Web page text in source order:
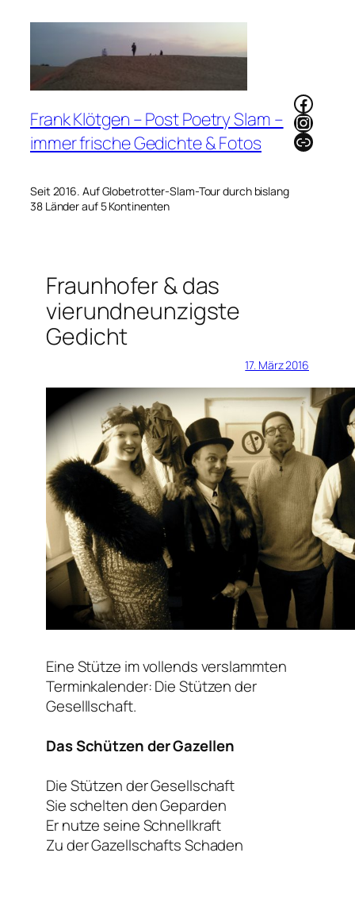
Frank Klötgen – Post Poetry Slam –
immer frische Gedichte & Fotos
Seit 2016. Auf Globetrotter-Slam-Tour durch bislang
38 Länder auf 5 Kontinenten
Link
Fraunhofer & das
vierundneunzigste
Gedicht
17. März 2016
Eine Stütze im vollends verslammten
Terminkalender: Die Stützen der
Geselllschaft.
Das Schützen der Gazellen
Die Stützen der Gesellschaft
Sie schelten den Geparden
Er nutze seine Schnellkraft
Zu der Gazellschafts Schaden